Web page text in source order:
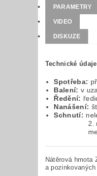
PARAMETRY
VIDEO
DISKUZE
Technické
Spotřeba:
Balení: v
Ředění:
Nanášení:
Schnutí:
2. nátěr
Nátěrová hmota
a